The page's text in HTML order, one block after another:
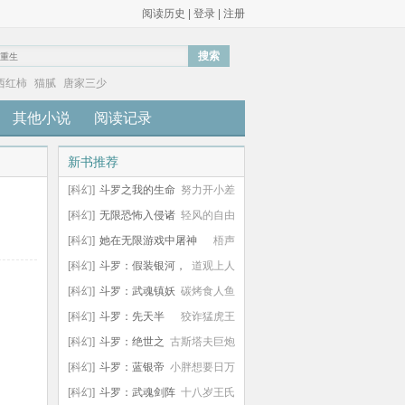
阅读历史 登录 注册
搜索
红柿 猫腻 唐家三少
其他小说 阅读记录
新书推荐
努力开小差
[科幻] 斗罗之我的生命
蓝银草狂虐唐三
轻风的自由
[科幻] 无限恐怖入侵诸
天
梧声
[科幻] 她在无限游戏中屠神
道观上人
[科幻] 斗罗：假装银河，
天幕把我当神了
碳烤食人鱼
[科幻] 斗罗：武魂镇妖
塔，契约魂兽成长
狡诈猛虎王
[科幻] 斗罗：先天半
级，但是唯心剑修
古斯塔夫巨炮
[科幻] 斗罗：绝世之
日月经天
小胖想要日万
[科幻] 斗罗：蓝银帝
皇，海克斯五选三！
十八岁王氏
[科幻] 斗罗：武魂剑阵